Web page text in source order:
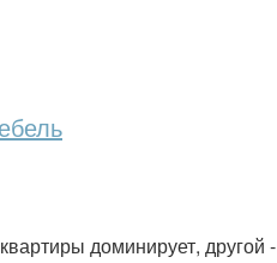
доминирует, другой -